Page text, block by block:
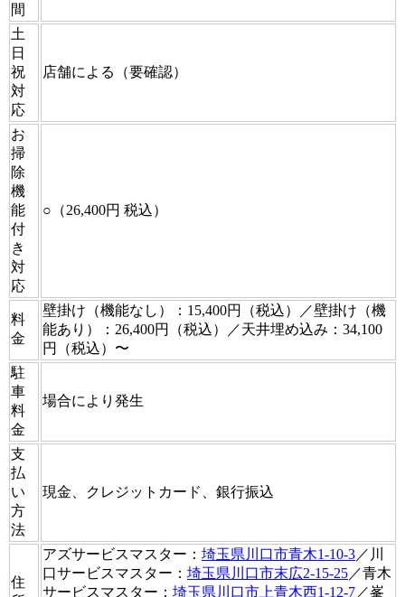
間
土
日
祝
対
応
店舗による（要確認）
お
掃
除
機
能
付
き
対
応
○（26,400円 税込）
料
金
壁掛け（機能なし）：15,400円（税込）／壁掛け（機
能あり）：26,400円（税込）／天井埋め込み：34,100
円（税込）〜
駐
車
料
金
場合により発生
支
払
い
方
法
現金、クレジットカード、銀行振込
住
アズサービスマスター： 埼玉県川口市青木1-10-3／川
口サービスマスター： 埼玉県川口市末広2-15-25／青木
サービスマスター： 埼玉県川口市上青木西1-12-7／峯